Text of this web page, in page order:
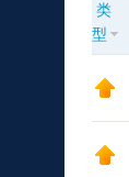
类
型